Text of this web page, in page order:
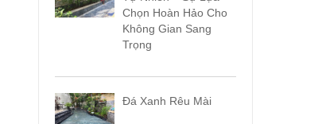
Chọn Hoàn Hảo Cho
Không Gian Sang
Trọng
Đá Xanh Rêu Mài